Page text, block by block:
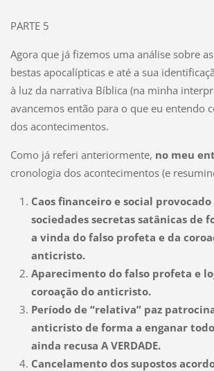
PARTE 5
Agora que já fizemos uma análise sobre
bestas apocalípticas e até a sua
à luz da narrativa Bíblica (na minha
avancemos então para o que eu entendo
dos acontecimentos.
Como já referi anteriormente, no meu
cronologia dos acontecimentos (e
Caos financeiro e social provocado
sociedades secretas satânicas de
a vinda do falso profeta e da
anticristo.
Aparecimento do falso profeta e
coroação do anticristo.
Período de “relativa” paz
anticristo de forma a enganar
ainda recusa A VERDADE.
Cancelamento dos supostos